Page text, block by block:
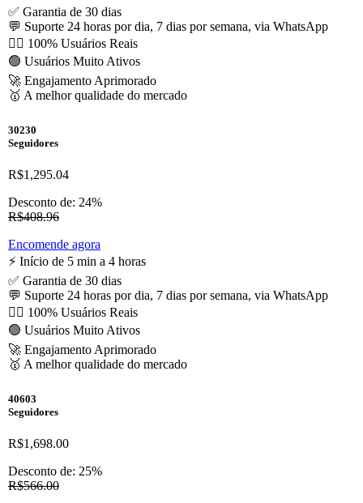
✅ Garantia de 30 dias
💬 Suporte 24 horas por dia, 7 dias por semana, via WhatsApp
🙋‍♂️ 100% Usuários Reais
🟢 Usuários Muito Ativos
🚀 Engajamento Aprimorado
🥇 A melhor qualidade do mercado
30230
Seguidores
R$1,295.04
Desconto de: 24%
R$408.96
Encomende agora
⚡️ Início de 5 min a 4 horas
✅ Garantia de 30 dias
💬 Suporte 24 horas por dia, 7 dias por semana, via WhatsApp
🙋‍♂️ 100% Usuários Reais
🟢 Usuários Muito Ativos
🚀 Engajamento Aprimorado
🥇 A melhor qualidade do mercado
40603
Seguidores
R$1,698.00
Desconto de: 25%
R$566.00